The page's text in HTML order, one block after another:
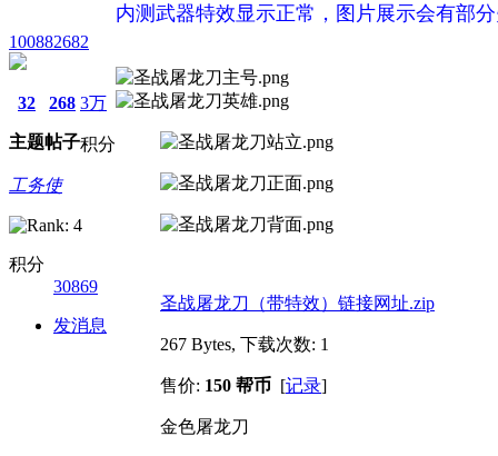
100882682
32
主题
268
帖子
3万
积分
工务使
积分
30869
发消息
内测武器特效显示正常，图片展示会有部
圣战屠龙刀（带特效）链接网址.zip
267 Bytes, 下载次数: 1
售价: 150 帮币 [记录]
金色屠龙刀